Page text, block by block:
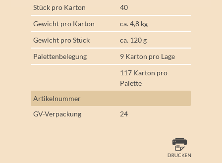
Stück pro Karton
40
Gewicht pro Karton
ca. 4,8 kg
Gewicht pro Stück
ca. 120 g
Palettenbelegung
9 Karton pro Lage
117 Karton pro
Palette
Artikelnummer
GV-Verpackung
24